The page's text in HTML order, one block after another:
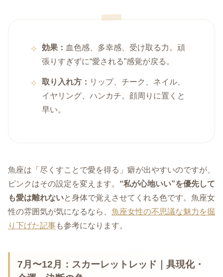
効果： 血色感、多幸感、受け取る力。頑
張りすぎずに“愛される”感覚が戻る。
取り入れ方： リップ、チーク、ネイル、
イヤリング、ハンカチ。顔周りに置くと
早い。
魚座は「尽くすことで愛を得る」癖が出やすいのですが、
ピンクはその設定を変えます。 “私が心地いい”を優先して
も愛は離れないと身体で覚えさせてくれる色です。魚座女
性の雰囲気が気になるなら、 魚座女性の不思議な魅力を掘
り下げた記事も参考になります。
7月〜12月：スカーレットレッド｜具現化・